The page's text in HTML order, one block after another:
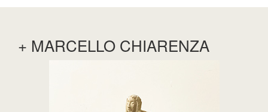
+ MARCELLO CHIARENZA